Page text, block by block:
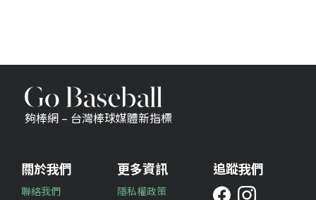
夠棒網 – 台灣棒球媒體新指標
關於我們
聯絡我們
更多資訊
隱私權政策
追蹤我們